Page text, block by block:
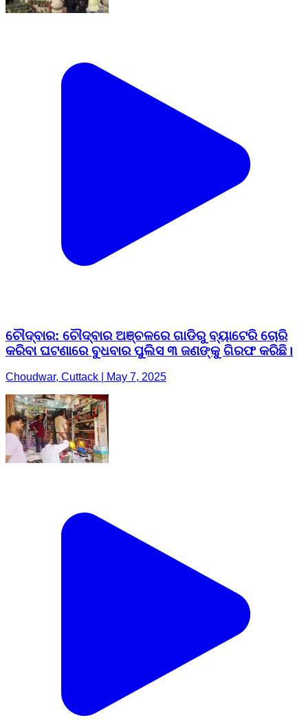
ଚୌଦ୍ବାର: ଚୌଦ୍ବାର ଅଞ୍ଚଳରେ ଗାଡିରୁ ବ୍ୟାଟେରି ଚୋରି
କରିବା ଘଟଣାରେ ବୁଧବାର ପୁଲିସ ୩ ଜଣଙ୍କୁ ଗିରଫ କରିଛି।
Choudwar, Cuttack | May 7, 2025